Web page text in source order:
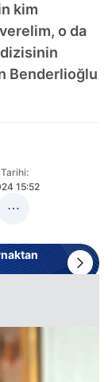
kim
o da
dizisinin
Benderlioğlu
15:52